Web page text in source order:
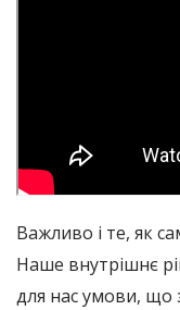
Важливо і те, як
Наше внутрішнє
для нас умови, що